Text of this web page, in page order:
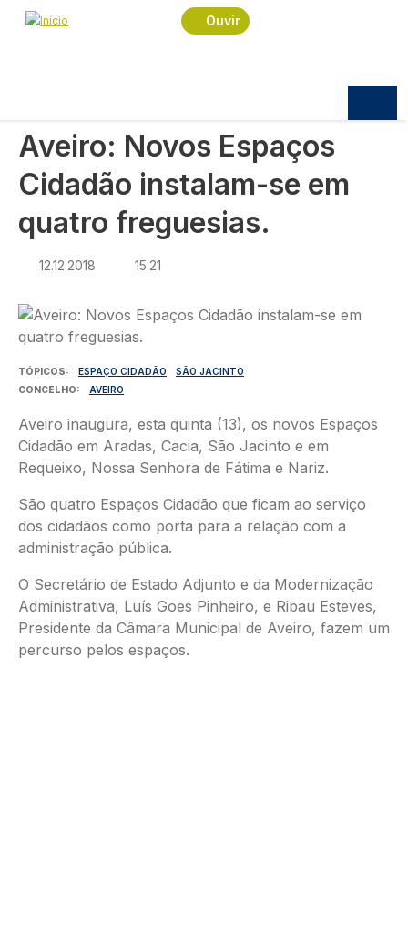
Passar para o conteúdo principal
Ouvir
Navegação estrutural
Início
Sociedade
Aveiro: Novos Espaços Cidadão instalam-se em
Aveiro: Novos Espaços
Cidadão instalam-se em
quatro freguesias.
12.12.2018 15:21
Imagem
TÓPICOS ESPAÇO CIDADÃO
SÃO JACINTO
CONCELHO
AVEIRO
Aveiro inaugura, esta quinta (13), os novos Espaços
Cidadão em Aradas, Cacia, São Jacinto e em
Requeixo, Nossa Senhora de Fátima e Nariz.
São quatro Espaços Cidadão que ficam ao serviço
dos cidadãos como porta para a relação com a
administração pública.
O Secretário de Estado Adjunto e da Modernização
Administrativa, Luís Goes Pinheiro, e Ribau Esteves,
Presidente da Câmara Municipal de Aveiro, fazem um
percurso pelos espaços.